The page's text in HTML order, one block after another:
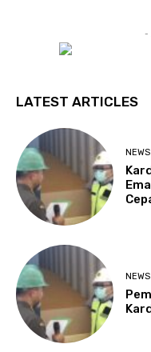
-
LATEST ARTICLES
NEWS
NEWS